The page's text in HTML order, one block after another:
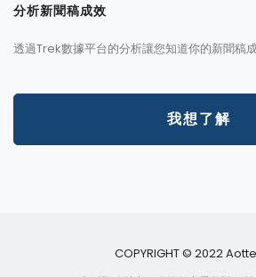
分析新聞稿成效
透過Trek數據平台的分析讓您知道你的新聞稿
我想了解
COPYRIGHT © 2022